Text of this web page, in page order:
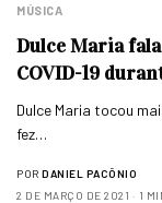
MÚSICA
Dulce Maria
COVID-19
Dulce Maria tocou
fez…
POR DANIEL PACÔNIO
2 DE MARÇO DE 2021
1